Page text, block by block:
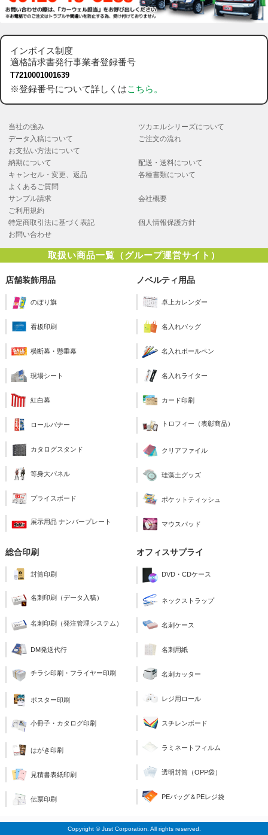
インボイス制度
適格請求書発行事業者登録番号
T7210001001639
※登録番号について詳しくはこちら。
当社の強み
ツカエルシリーズについて
データ入稿について
ご注文の流れ
お支払い方法について
納期について
配送・送料について
キャンセル・変更、返品
各種書類について
よくあるご質問
サンプル請求
会社概要
ご利用規約
特定商取引法に基づく表記
個人情報保護方針
お問い合わせ
取扱い商品一覧（グループ運営サイト）
店舗装飾用品
のぼり旗
看板印刷
横断幕・懸垂幕
現場シート
紅白幕
ロールバナー
カタログスタンド
等身大パネル
プライスボード
展示用品 ナンバープレート
ノベルティ用品
卓上カレンダー
名入れバッグ
名入れボールペン
名入れライター
カード印刷
トロフィー（表彰商品）
クリアファイル
珪藻土グッズ
ポケットティッシュ
マウスパッド
総合印刷
封筒印刷
名刺印刷（データ入稿）
名刺印刷（発注管理システム）
DM発送代行
チラシ印刷・フライヤー印刷
ポスター印刷
小冊子・カタログ印刷
はがき印刷
見積書表紙印刷
伝票印刷
オフィスサプライ
DVD・CDケース
ネックストラップ
名刺ケース
名刺用紙
名刺カッター
レジ用ロール
スチレンボード
ラミネートフィルム
透明封筒（OPP袋）
PEバッグ＆PEレジ袋
Copyright © Just Corporation. All rights reserved.